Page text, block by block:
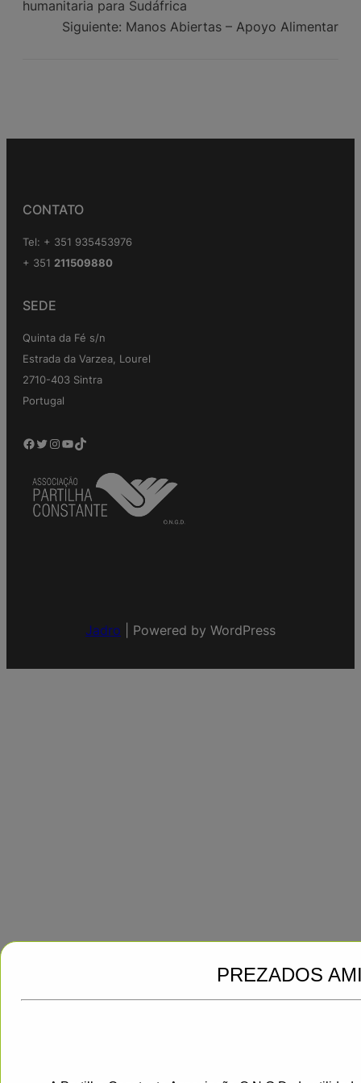
humanitaria para Sudáfrica
Siguiente: Manos Abiertas – Apoyo Alimentar
CONTATO
Tel: + 351 935453976
+ 351 211509880
SEDE
Quinta da Fé s/n
Estrada da Varzea, Lourel
2710-403 Sintra
Portugal
Facebook Twitter Instagram YouTube TikTok
Jadro Powered by WordPress
PREZADOS